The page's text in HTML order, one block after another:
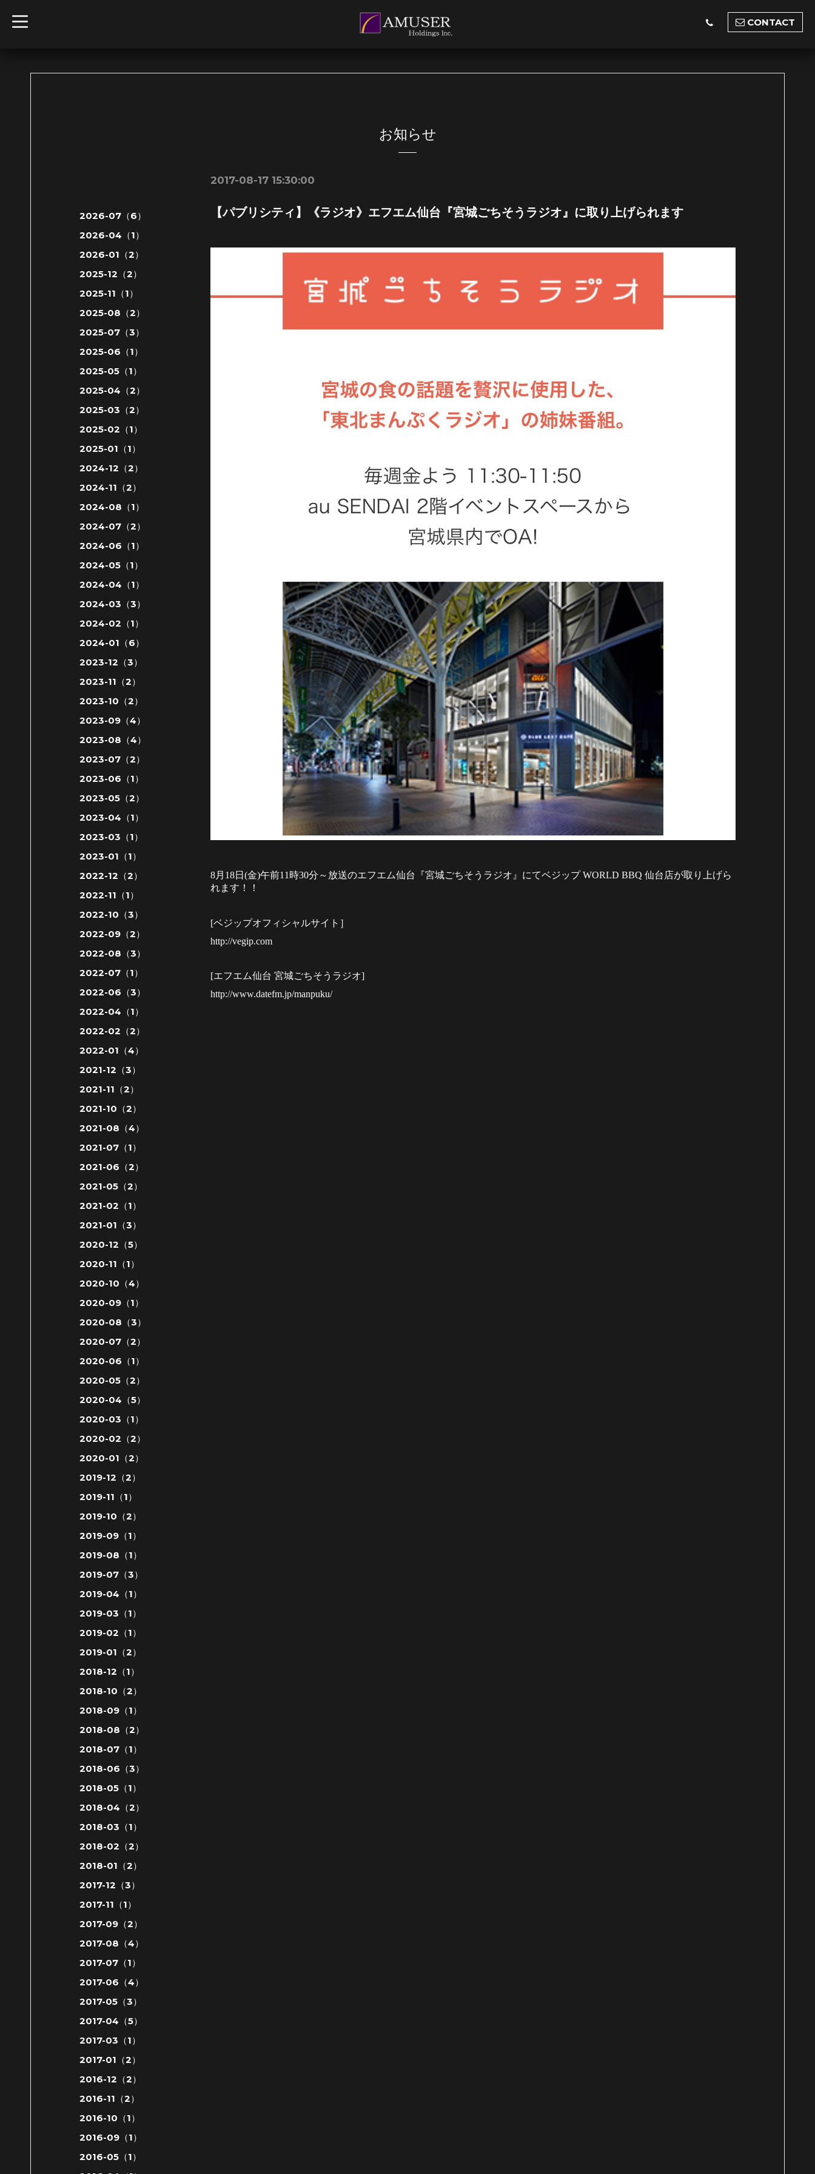
t
o
CONTACT
お知らせ
2017-08-17 15:30:00
【パブリシティ】《ラジオ》エフエム仙台『宮城ごちそうラジオ』に取り上げられます
8月 18日(金)午前11 時30分～放送のエフエム仙台『宮城ごちそうラジオ』にてベジップWORLD BBQ仙台店が取り上げら
れます！！
[ベジップオフィシャルサイト］
http://vegip.com
[エフエム仙台 宮城ごちそうラジオ]
http://www.datefm.jp/manpuku/
2026-07（6）
2026-04（1）
2026-01（2）
2025-12（2）
2025-11（1）
2025-08（2）
2025-07（3）
2025-06（1）
2025-05（1）
2025-04（2）
2025-03（2）
2025-02（1）
2025-01（1）
2024-12（2）
2024-11（2）
2024-08（1）
2024-07（2）
2024-06（1）
2024-05（1）
2024-04（1）
2024-03（3）
2024-02（1）
2024-01（6）
2023-12（3）
2023-11（2）
2023-10（2）
2023-09（4）
2023-08（4）
2023-07（2）
2023-06（1）
2023-05（2）
2023-04（1）
2023-03（1）
2023-01（1）
2022-12（2）
2022-11（1）
2022-10（3）
2022-09（2）
2022-08（3）
2022-07（1）
2022-06（3）
2022-04（1）
2022-02（2）
2022-01（4）
2021-12（3）
2021-11（2）
2021-10（2）
2021-08（4）
2021-07（1）
2021-06（2）
2021-05（2）
2021-02（1）
2021-01（3）
2020-12（5）
2020-11（1）
2020-10（4）
2020-09（1）
2020-08（3）
2020-07（2）
2020-06（1）
2020-05（2）
2020-04（5）
2020-03（1）
2020-02（2）
2020-01（2）
2019-12（2）
2019-11（1）
2019-10（2）
2019-09（1）
2019-08（1）
2019-07（3）
2019-04（1）
2019-03（1）
2019-02（1）
2019-01（2）
2018-12（1）
2018-10（2）
2018-09（1）
2018-08（2）
2018-07（1）
2018-06（3）
2018-05（1）
2018-04（2）
2018-03（1）
2018-02（2）
2018-01（2）
2017-12（3）
2017-11（1）
2017-09（2）
2017-08（4）
2017-07（1）
2017-06（4）
2017-05（3）
2017-04（5）
2017-03（1）
2017-01（2）
2016-12（2）
2016-11（2）
2016-10（1）
2016-09（1）
2016-05（1）